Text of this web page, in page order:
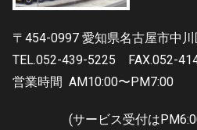
〒454-0997 愛知県名古屋市中
TEL.052-439-5225
FAX.052-
営業時間 AM10:00〜PM7:00
(サービス受付は